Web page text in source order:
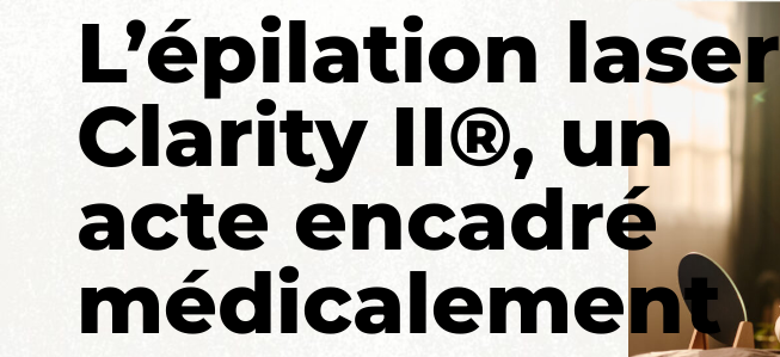
L’épilation laser
Clarity II®, un
acte encadré
médicalement